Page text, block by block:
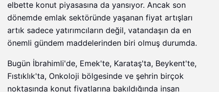
elbette konut piyasasına da yansıyor. Ancak son
dönemde emlak sektöründe yaşanan fiyat artışları
artık sadece yatırımcıların değil, vatandaşın da en
önemli gündem maddelerinden biri olmuş durumda.
Bugün İbrahimli'de, Emek'te, Karataş'ta, Beykent'te,
Fıstıklık'ta, Onkoloji bölgesinde ve şehrin birçok
noktasında konut fiyatlarına bakıldığında insan